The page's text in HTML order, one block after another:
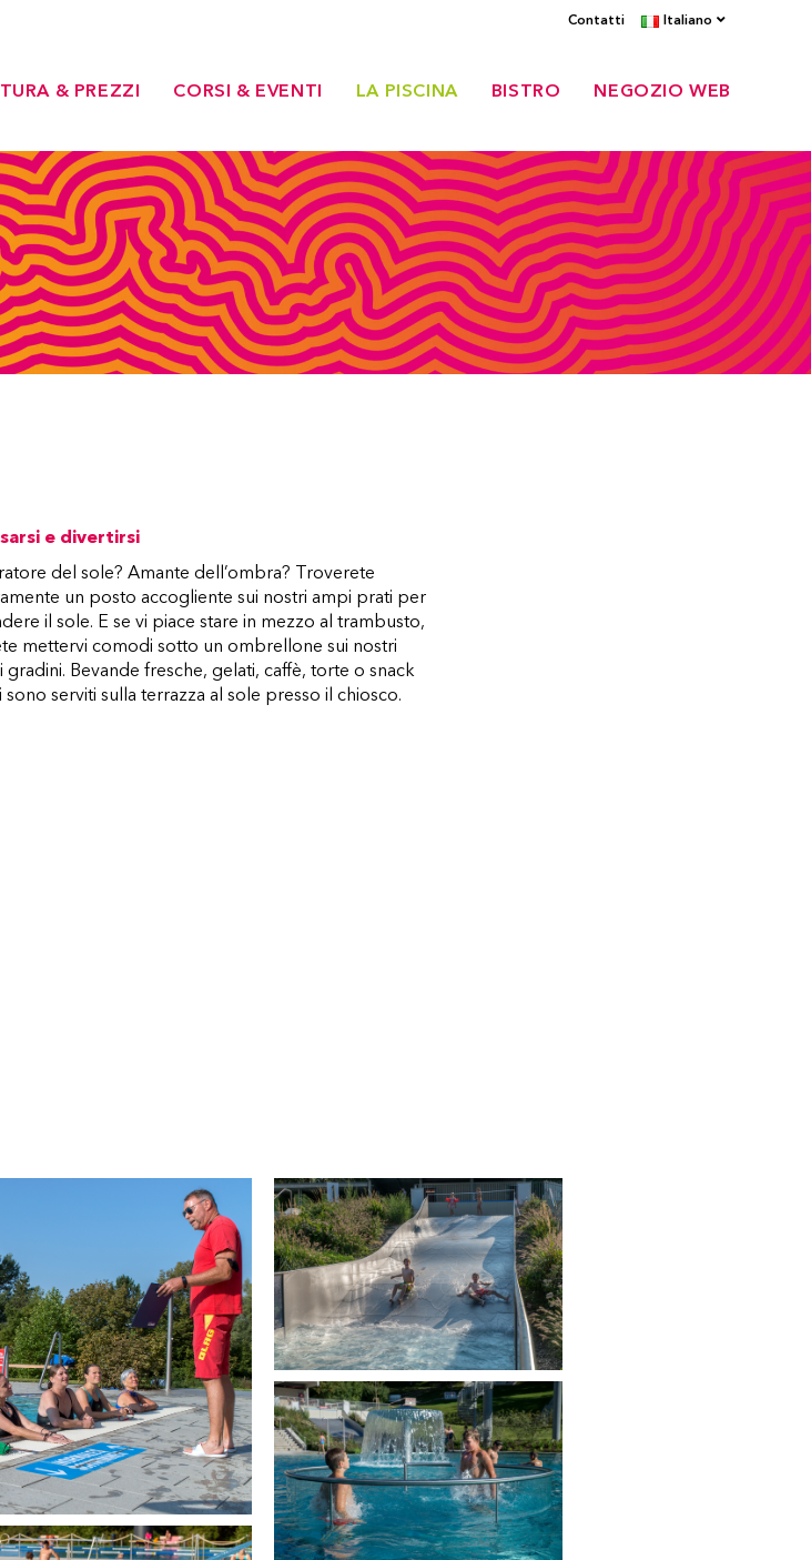
Contatti Italiano
& PREZZI CORSI & EVENTI LA PISCINA BISTRO NEGOZIO WEB
e divertirsi
del sole? Amante dell’ombra? Troverete
un posto accogliente sui nostri ampi prati per
il sole. E se vi piace stare in mezzo al trambusto,
mettervi comodi sotto un ombrellone sui nostri
gradini. Bevande fresche, gelati, caffè, torte o snack
sono serviti sulla terrazza al sole presso il chiosco.